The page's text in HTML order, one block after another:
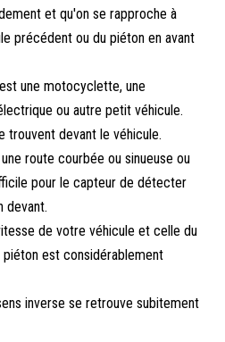
et qu'on se rapproche à
précédent ou du piéton en avant
une motocyclette, une
ou autre petit véhicule.
trouvent devant le véhicule.
route courbée ou sinueuse ou
pour le capteur de détecter
devant.
de votre véhicule et celle du
piéton est considérablement
inverse se retrouve subitement